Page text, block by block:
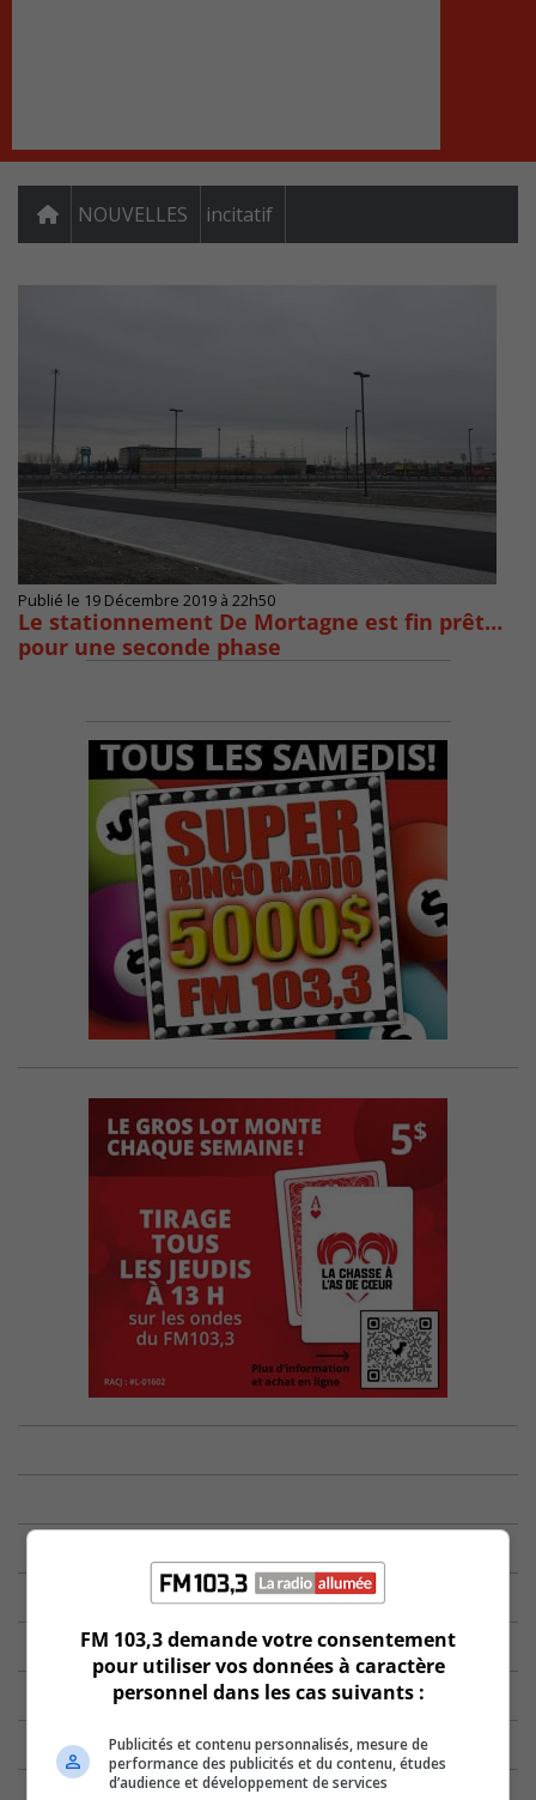
NOUVELLES incitatif
Publié le 19 Décembre 2019 à 22h50
Le stationnement De Mortagne est fin prêt…
pour une seconde phase
FM 103,3 demande votre consentement
pour utiliser vos données à caractère
personnel dans les cas suivants :
Publicités et contenu personnalisés, mesure de
performance des publicités et du contenu, études
d’audience et développement de services